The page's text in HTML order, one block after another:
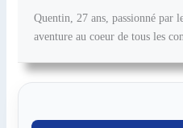
Quentin, 27 ans, passionné par
aventure au coeur de tous les